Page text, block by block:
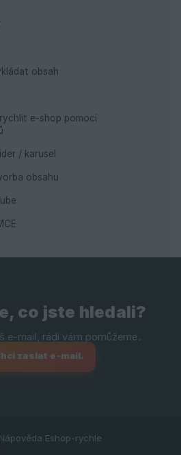
obsah
e-shop pomocí
/ karusel
obsahu
co jste hledali?
zaslat e-mail.